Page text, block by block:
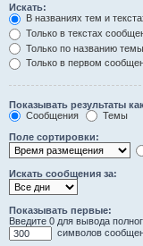
Искать:
В названиях тем и
Только в текстах
Только по названию темы
Только в первом
Показывать результаты
Сообщения
Темы
Поле сортировки:
Искать сообщения за:
Показывать первые:
Введите 0 для вывода
символов